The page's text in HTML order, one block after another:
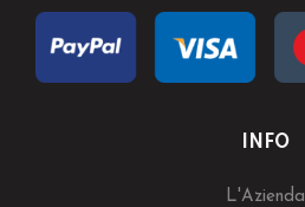
INFO
L'Azienda